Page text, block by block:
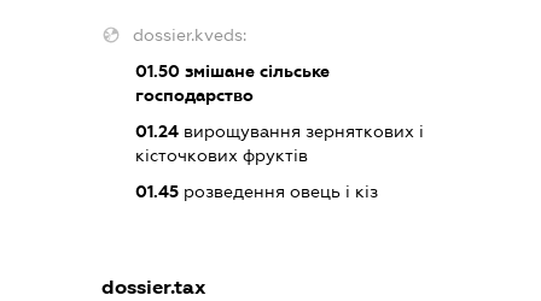
dossier.kveds:
01.50 змішане сільське
господарство
01.24 вирощування зерняткових і
кісточкових фруктів
01.45 розведення овець і кіз
dossier.tax